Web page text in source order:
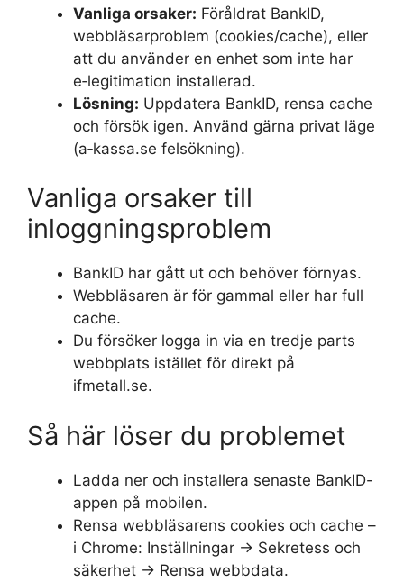
Vanliga orsaker: Föråldrat BankID,
webbläsarproblem (cookies/cache), eller
att du använder en enhet som inte har
e‑legitimation installerad.
Lösning: Uppdatera BankID, rensa cache
och försök igen. Använd gärna privat läge
(a‑kassa.se felsökning).
Vanliga orsaker till
inloggningsproblem
BankID har gått ut och behöver förnyas.
Webbläsaren är för gammal eller har full
cache.
Du försöker logga in via en tredje parts
webbplats istället för direkt på
ifmetall.se.
Så här löser du problemet
Ladda ner och installera senaste BankID-
appen på mobilen.
Rensa webbläsarens cookies och cache –
i Chrome: Inställningar → Sekretess och
säkerhet → Rensa webbdata.